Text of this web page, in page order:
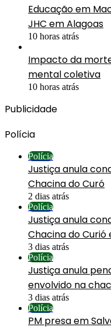
Educação em
JHC em Alagoas
10 horas atrás
Impacto da
mental coletiva
10 horas atrás
Publicidade
Polícia
Polícia
Justiça anula
Chacina do Curó
2 dias atrás
Polícia
Justiça anula
Chacina do Curió
3 dias atrás
Polícia
Justiça anula
envolvido na
3 dias atrás
Polícia
PM presa em